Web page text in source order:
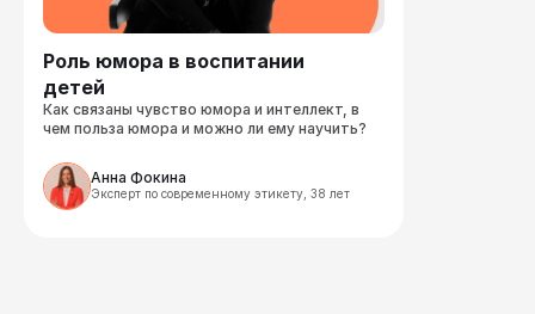
Роль юмора в воспитании
детей
Как связаны чувство юмора и интеллект, в
чем польза юмора и можно ли ему научить?
Анна Фокина
Эксперт по современному этикету, 38 лет